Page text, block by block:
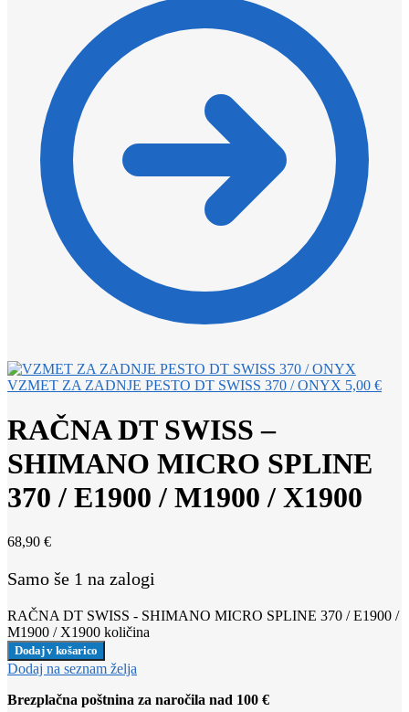
VZMET ZA ZADNJE PESTO DT SWISS 370 / ONYX 5,00 €
RAČNA DT SWISS –
SHIMANO MICRO SPLINE
370 / E1900 / M1900 / X1900
68,90 €
Samo še 1 na zalogi
RAČNA DT SWISS - SHIMANO MICRO SPLINE 370 / E1900 /
M1900 / X1900 količina
Dodaj v košarico
Dodaj na seznam želja
Brezplačna poštnina za naročila nad 100 €